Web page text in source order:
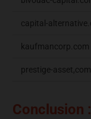
capital-
kaufmancorp.com
prestige-asset,com
Conclusion :